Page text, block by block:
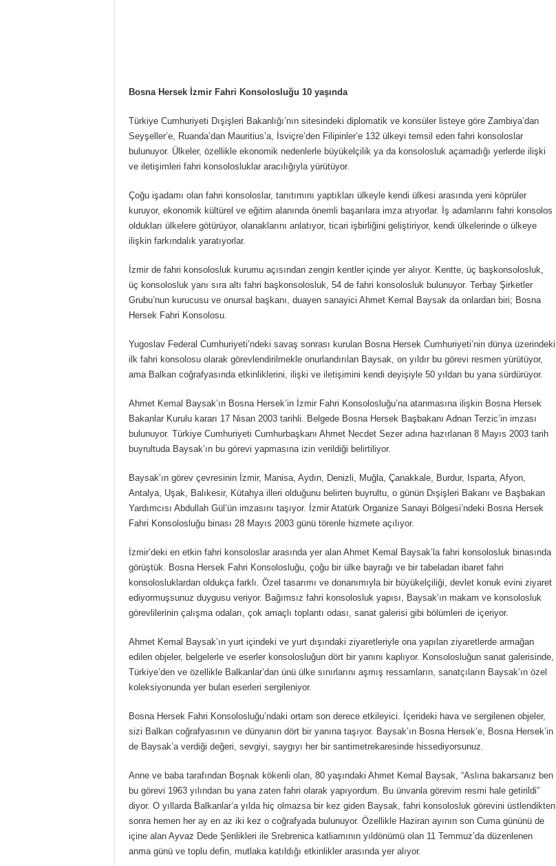
Bosna Hersek İzmir Fahri Konsolosluğu 10 yaşında
Türkiye Cumhuriyeti Dışişleri Bakanlığı’nın sitesindeki diplomatik ve konsüler listeye göre Zambiya’dan
Seyşeller’e, Ruanda’dan Mauritius’a, İsviçre’den Filipinler’e 132 ülkeyi temsil eden fahri konsoloslar
bulunuyor. Ülkeler, özellikle ekonomik nedenlerle büyükelçilik ya da konsolosluk açamadığı yerlerde ilişki
ve iletişimleri fahri konsolosluklar aracılığıyla yürütüyor.
Çoğu işadamı olan fahri konsoloslar, tanıtımını yaptıkları ülkeyle kendi ülkesi arasında yeni köprüler
kuruyor, ekonomik kültürel ve eğitim alanında önemli başarılara imza atıyorlar. İş adamlarını fahri konsolos
oldukları ülkelere götürüyor, olanaklarını anlatıyor, ticari işbirliğini geliştiriyor, kendi ülkelerinde o ülkeye
ilişkin farkındalık yaratıyorlar.
İzmir de fahri konsolosluk kurumu açısından zengin kentler içinde yer alıyor. Kentte, üç başkonsolosluk,
üç konsolosluk yanı sıra altı fahri başkonsolosluk, 54 de fahri konsolosluk bulunuyor. Terbay Şirketler
Grubu’nun kurucusu ve onursal başkanı, duayen sanayici Ahmet Kemal Baysak da onlardan biri; Bosna
Hersek Fahri Konsolosu.
Yugoslav Federal Cumhuriyeti’ndeki savaş sonrası kurulan Bosna Hersek Cumhuriyeti’nin dünya üzerindeki
ilk fahri konsolosu olarak görevlendirilmekle onurlandırılan Baysak, on yıldır bu görevi resmen yürütüyor,
ama Balkan coğrafyasında etkinliklerini, ilişki ve iletişimini kendi deyişiyle 50 yıldan bu yana sürdürüyor.
Ahmet Kemal Baysak’ın Bosna Hersek’in İzmir Fahri Konsolosluğu’na atanmasına ilişkin Bosna Hersek
Bakanlar Kurulu kararı 17 Nisan 2003 tarihli. Belgede Bosna Hersek Başbakanı Adnan Terzic’in imzası
bulunuyor. Türkiye Cumhuriyeti Cumhurbaşkanı Ahmet Necdet Sezer adına hazırlanan 8 Mayıs 2003 tarih
buyrultuda Baysak’ın bu görevi yapmasına izin verildiği belirtiliyor.
Baysak’ın görev çevresinin İzmir, Manisa, Aydın, Denizli, Muğla, Çanakkale, Burdur, Isparta, Afyon,
Antalya, Uşak, Balıkesir, Kütahya illeri olduğunu belirten buyrultu, o günün Dışişleri Bakanı ve Başbakan
Yardımcısı Abdullah Gül’ün imzasını taşıyor. İzmir Atatürk Organize Sanayi Bölgesi’ndeki Bosna Hersek
Fahri Konsolosluğu binası 28 Mayıs 2003 günü törenle hizmete açılıyor.
İzmir’deki en etkin fahri konsoloslar arasında yer alan Ahmet Kemal Baysak’la fahri konsolosluk binasında
görüştük. Bosna Hersek Fahri Konsolosluğu, çoğu bir ülke bayrağı ve bir tabeladan ibaret fahri
konsolosluklardan oldukça farklı. Özel tasarımı ve donanımıyla bir büyükelçiliği, devlet konuk evini ziyaret
ediyormuşsunuz duygusu veriyor. Bağımsız fahri konsolosluk yapısı, Baysak’ın makam ve konsolosluk
görevlilerinin çalışma odaları, çok amaçlı toplantı odası, sanat galerisi gibi bölümleri de içeriyor.
Ahmet Kemal Baysak’ın yurt içindeki ve yurt dışındaki ziyaretleriyle ona yapılan ziyaretlerde armağan
edilen objeler, belgelerle ve eserler konsolosluğun dört bir yanını kaplıyor. Konsolosluğun sanat galerisinde,
Türkiye’den ve özellikle Balkanlar’dan ünü ülke sınırlarını aşmış ressamların, sanatçıların Baysak’ın özel
koleksiyonunda yer bulan eserleri sergileniyor.
Bosna Hersek Fahri Konsolosluğu’ndaki ortam son derece etkileyici. İçerideki hava ve sergilenen objeler,
sizi Balkan coğrafyasının ve dünyanın dört bir yanına taşıyor. Baysak’ın Bosna Hersek’e, Bosna Hersek’in
de Baysak’a verdiği değeri, sevgiyi, saygıyı her bir santimetrekaresinde hissediyorsunuz.
Anne ve baba tarafından Boşnak kökenli olan, 80 yaşındaki Ahmet Kemal Baysak, “Aslına bakarsanız ben
bu görevi 1963 yılından bu yana zaten fahri olarak yapıyordum. Bu ünvanla görevim resmi hale getirildi”
diyor. O yıllarda Balkanlar’a yılda hiç olmazsa bir kez giden Baysak, fahri konsolosluk görevini üstlendikten
sonra hemen her ay en az iki kez o coğrafyada bulunuyor. Özellikle Haziran ayının son Cuma gününü de
içine alan Ayvaz Dede Şenlikleri ile Srebrenica katliamının yıldönümü olan 11 Temmuz’da düzenlenen
anma günü ve toplu defin, mutlaka katıldığı etkinlikler arasında yer alıyor.